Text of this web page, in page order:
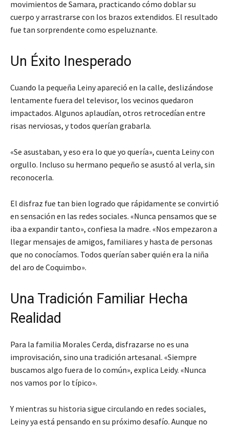
movimientos de Samara, practicando cómo doblar su
cuerpo y arrastrarse con los brazos extendidos. El resultado
fue tan sorprendente como espeluznante.
Un Éxito Inesperado
Cuando la pequeña Leiny apareció en la calle, deslizándose
lentamente fuera del televisor, los vecinos quedaron
impactados. Algunos aplaudían, otros retrocedían entre
risas nerviosas, y todos querían grabarla.
«Se asustaban, y eso era lo que yo quería», cuenta Leiny con
orgullo. Incluso su hermano pequeño se asustó al verla, sin
reconocerla.
El disfraz fue tan bien logrado que rápidamente se convirtió
en sensación en las redes sociales. «Nunca pensamos que se
iba a expandir tanto», confiesa la madre. «Nos empezaron a
llegar mensajes de amigos, familiares y hasta de personas
que no conocíamos. Todos querían saber quién era la niña
del aro de Coquimbo».
Una Tradición Familiar Hecha
Realidad
Para la familia Morales Cerda, disfrazarse no es una
improvisación, sino una tradición artesanal. «Siempre
buscamos algo fuera de lo común», explica Leidy. «Nunca
nos vamos por lo típico».
Y mientras su historia sigue circulando en redes sociales,
Leiny ya está pensando en su próximo desafío. Aunque no